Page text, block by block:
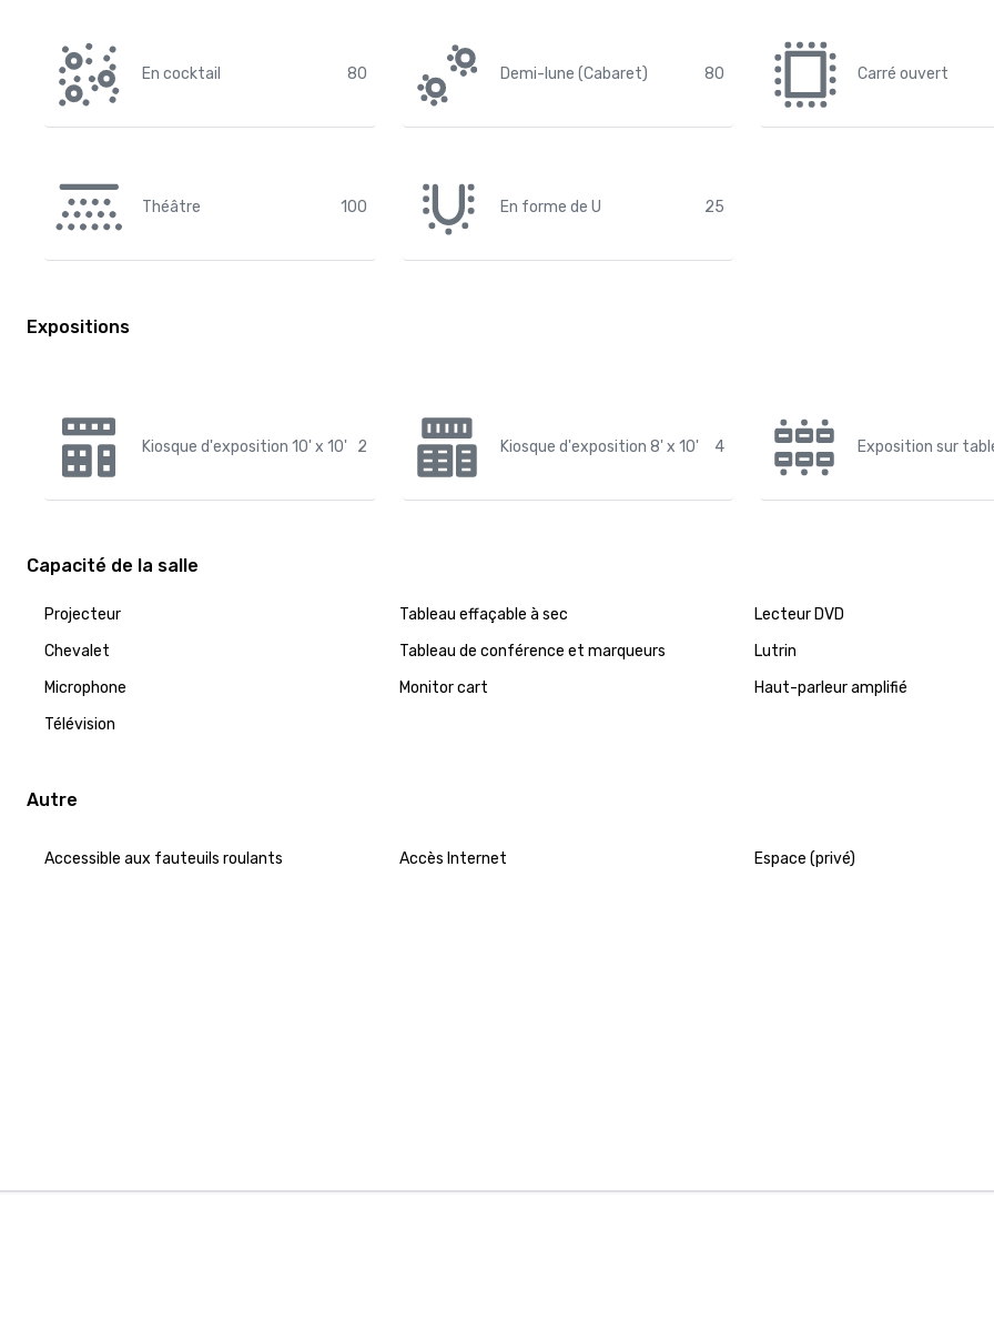
En cocktail 80 Demi-lune (Cabaret) 80 Carré ouvert
Théâtre 100 En forme de U 25
Expositions
Kiosque d'exposition 10' x 10' 2 Kiosque d'exposition 8' x 10' 4 Exposition sur
Capacité de la salle
Projecteur Tableau effaçable à sec
Lecteur DVD
Chevalet
Tableau de conférence et marqueurs
Lutrin
Microphone
Monitor cart
Haut-parleur amplifié
Télévision
Autre
Accessible aux fauteuils roulants Accès Internet Espace (privé)